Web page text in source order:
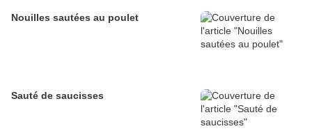
Nouilles sautées au poulet
Sauté de saucisses